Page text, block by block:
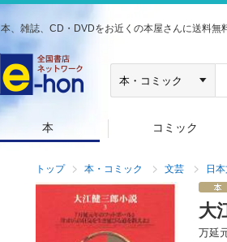
本、雑誌、CD・DVDをお近くの本屋さんに送料無
本 コミック
トップ 本・コミック 文芸 日
大
万延